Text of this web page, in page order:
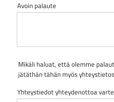
Avoin palaute
Mikäli haluat, että olemme
jätäthän tähän myös
Yhteystiedot yhteydenottoa